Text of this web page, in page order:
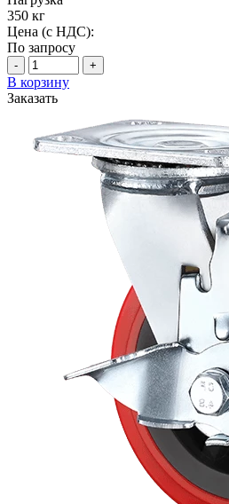
350 кг
Цена (с НДС):
По запросу
- +
В корзину
Заказать